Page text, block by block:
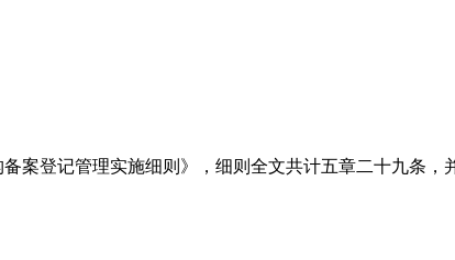
案登记管理实施细则》，细则全文共计五章二十九条